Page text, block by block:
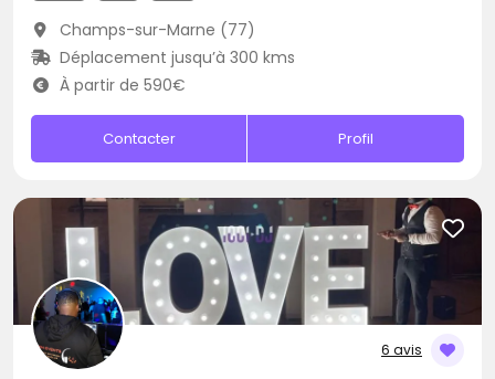
Champs-sur-Marne (77)
Déplacement jusqu’à 300 kms
À partir de 590€
Contacter Profil
6 avis